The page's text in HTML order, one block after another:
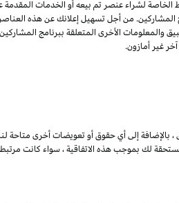
الخاصة لشراء عنصر تم بيعه أو الخدمات
من أجل تسهيل إعلانك عن هذه العناصر
والمعلومات الأخرى المتعلقة ببرنامج
غير أمازون.
، بالإضافة إلى أي حقوق أو تعويضات أخرى متاحة
لك بموجب هذه الاتفاقية ، سواء كانت مرتبطة